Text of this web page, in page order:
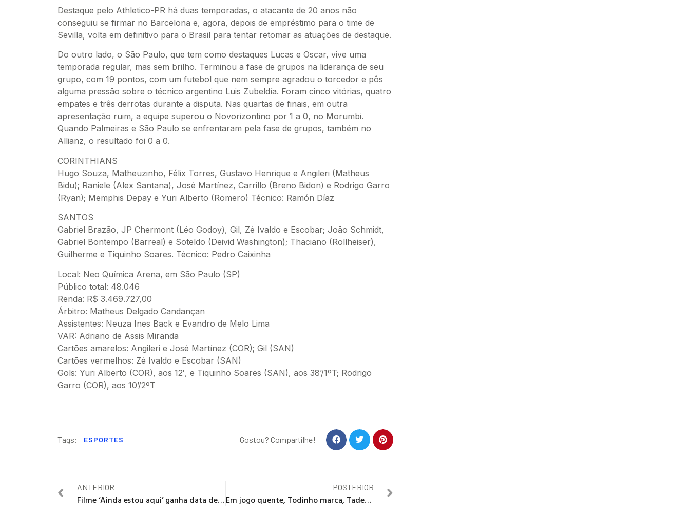
Destaque pelo Athletico-PR há duas temporadas, o atacante de 20 anos não
conseguiu se firmar no Barcelona e, agora, depois de empréstimo para o time de
Sevilla, volta em definitivo para o Brasil para tentar retomar as atuações de destaque.
Do outro lado, o São Paulo, que tem como destaques Lucas e Oscar, vive uma
temporada regular, mas sem brilho. Terminou a fase de grupos na liderança de seu
grupo, com 19 pontos, com um futebol que nem sempre agradou o torcedor e pôs
alguma pressão sobre o técnico argentino Luis Zubeldía. Foram cinco vitórias, quatro
empates e três derrotas durante a disputa. Nas quartas de finais, em outra
apresentação ruim, a equipe superou o Novorizontino por 1 a 0, no Morumbi.
Quando Palmeiras e São Paulo se enfrentaram pela fase de grupos, também no
Allianz, o resultado foi 0 a 0.
CORINTHIANS
Hugo Souza, Matheuzinho, Félix Torres, Gustavo Henrique e Angileri (Matheus
Bidu); Raniele (Alex Santana), José Martínez, Carrillo (Breno Bidon) e Rodrigo Garro
(Ryan); Memphis Depay e Yuri Alberto (Romero) Técnico: Ramón Díaz
SANTOS
Gabriel Brazão, JP Chermont (Léo Godoy), Gil, Zé Ivaldo e Escobar; João Schmidt,
Gabriel Bontempo (Barreal) e Soteldo (Deivid Washington); Thaciano (Rollheiser),
Guilherme e Tiquinho Soares. Técnico: Pedro Caixinha
Local: Neo Química Arena, em São Paulo (SP)
Público total: 48.046
Renda: R$ 3.469.727,00
Árbitro: Matheus Delgado Candançan
Assistentes: Neuza Ines Back e Evandro de Melo Lima
VAR: Adriano de Assis Miranda
Cartões amarelos: Angileri e José Martínez (COR); Gil (SAN)
Cartões vermelhos: Zé Ivaldo e Escobar (SAN)
Gols: Yuri Alberto (COR), aos 12′, e Tiquinho Soares (SAN), aos 38’/1ºT; Rodrigo
Garro (COR), aos 10’/2ºT
Tags: ESPORTES Gostou? Compartilhe!
ANTERIOR
Filme ‘Ainda estou aqui’ ganha data de estreia no Globoplay; saiba qual
POSTERIOR
Em jogo quente, Todinho marca, Tadeu perde pênalti e Vila Nova derrota o Goiás na Serrinha